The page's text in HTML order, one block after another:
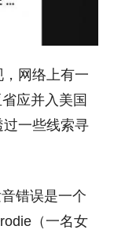
，网络上有一
应并入美国
一些线索寻
错误是一个
（一名女